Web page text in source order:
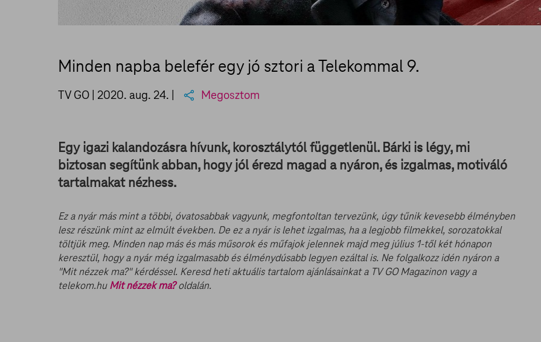
Minden napba belefér egy jó sztori a Telekommal 9.
TV GO | 2020. aug. 24. | Megosztom
Egy igazi kalandozásra hívunk, korosztálytól függetlenül. Bárki is légy, mi
biztosan segítünk abban, hogy jól érezd magad a nyáron, és izgalmas, motiváló
tartalmakat nézhess.
Ez a nyár más mint a többi, óvatosabbak vagyunk, megfontoltan tervezünk, úgy tűnik kevesebb élményben
lesz részünk mint az elmúlt években. De ez a nyár is lehet izgalmas, ha a legjobb filmekkel, sorozatokkal
töltjük meg. Minden nap más és más műsorok és műfajok jelennek majd meg július 1-től két hónapon
keresztül, hogy a nyár még izgalmasabb és élménydúsabb legyen ezáltal is. Ne folgalkozz idén nyáron a
"Mit nézzek ma?" kérdéssel. Keresd heti aktuális tartalom ajánlásainkat a TV GO Magazinon vagy a
telekom.huMit nézzek ma?oldalán.